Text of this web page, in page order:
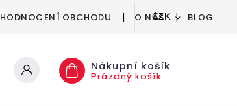
HODNOCENÍ OBCHODU O NÁS BLOG
CZK
Nákupní košík
Prázdný košík